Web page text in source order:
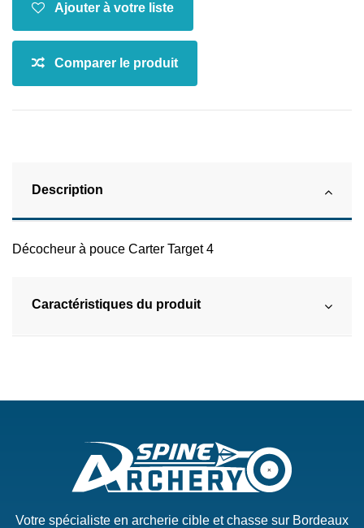
Description
Décocheur à pouce Carter Target 4
Caractéristiques du produit
Votre spécialiste en archerie cible et chasse sur Bordeaux